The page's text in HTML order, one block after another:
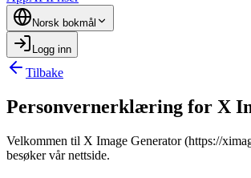
Norsk bokmål
Logg inn
Tilbake
Personvernerklæring for X
Velkommen til X Image Generator (https://
besøker vår nettside.